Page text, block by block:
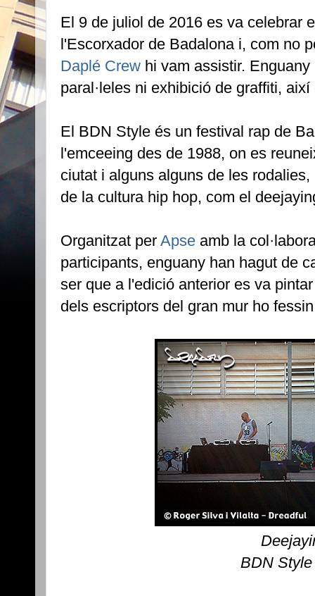
El 9 de juliol de 2016 es va celebrar
l'Escorxador de Badalona i, com no
Daplé Crew hi vam assistir.
paral·leles ni exhibició de graffiti,
El BDN Style és un festival rap de
l'emceeing des de 1988, on es
ciutat i alguns alguns de les
de la cultura hip hop, com el
Organitzat per Apse amb la
participants, enguany han hagut de
ser que a l'edició anterior es va
dels escriptors del gran mur ho
BDN